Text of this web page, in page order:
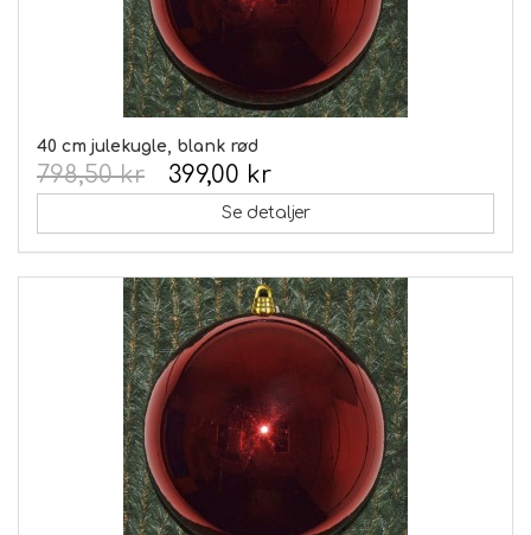
40 cm julekugle, blank rød
399,00 kr
798,50 kr
Se detaljer